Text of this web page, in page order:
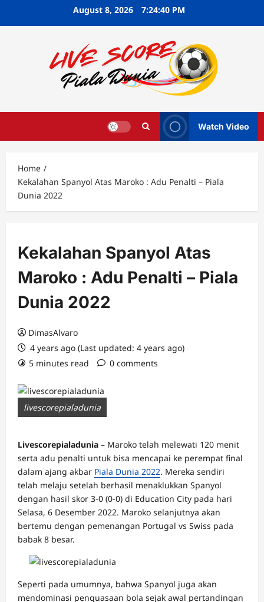
August 8, 2026 7:24:41 PM
Watch Video
Home
Kekalahan Spanyol Atas Maroko : Adu Penalti – Piala
Dunia 2022
Kekalahan Spanyol Atas
Maroko : Adu Penalti – Piala
Dunia 2022
DimasAlvaro
4 years ago (Last updated: 4 years ago)
5 minutes read
0 comments
livescorepialadunia
Livescorepialadunia – Maroko telah melewati 120 menit
serta adu penalti untuk bisa mencapai ke perempat final
dalam ajang akbar Piala Dunia 2022. Mereka sendiri
telah melaju setelah berhasil menaklukkan Spanyol
dengan hasil skor 3-0 (0-0) di Education City pada hari
Selasa, 6 Desember 2022. Maroko selanjutnya akan
bertemu dengan pemenangan Portugal vs Swiss pada
babak 8 besar.
Seperti pada umumnya, bahwa Spanyol juga akan
mendominasi penguasaan bola sejak awal pertandingan